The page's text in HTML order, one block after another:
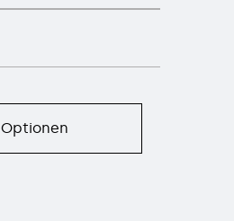
Optionen